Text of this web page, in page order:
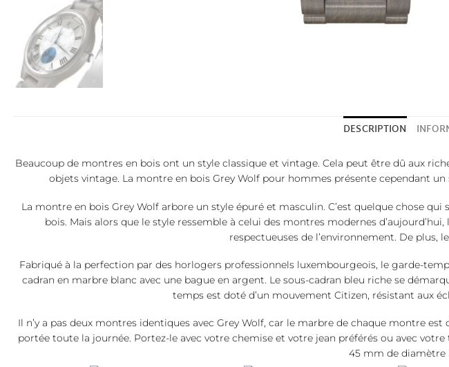
DESCRIPTION
Beaucoup de montres en bois ont un style classique et vintage. Cela peut être dû aux
objets vintage. La montre en bois Grey Wolf pour hommes présente cependant
La montre en bois Grey Wolf arbore un style épuré et masculin. C’est quelque chose
bois. Mais alors que le style ressemble à celui des montres modernes
respectueuses de l’environnement. De plus,
Fabriqué à la perfection par des horlogers professionnels luxembourgeois, le garde-
cadran en marbre blanc avec une bague en argent. Le sous-cadran bleu riche se
temps est doté d’un mouvement Citizen, résistant aux
Il n’y a pas deux montres identiques avec Grey Wolf, car le marbre de chaque montre
portée toute la journée. Portez-le avec votre chemise et votre jean préférés ou avec
45 mm de diamètre